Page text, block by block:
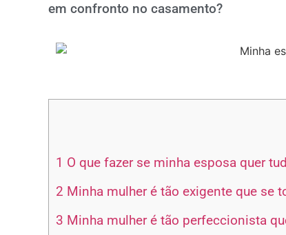
em confronto no casamento?
1 O que fazer se minha esposa quer
2 Minha mulher é tão exigente que se
3 Minha mulher é tão perfeccionista